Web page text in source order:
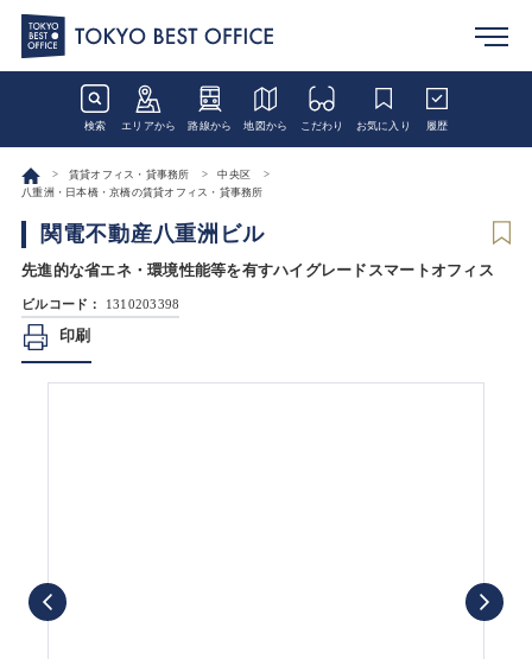
検索 エリアから 路線から 地図から こだわり お気に入り 履歴
賃貸オフィス・貸事務所
中央区
八重洲・日本橋・京橋の賃貸オフィス・貸事務所
関電不動産八重洲ビル
先進的な省エネ・環境性能等を有すハイグレードスマートオフィス
ビルコード： 1310203398
印刷